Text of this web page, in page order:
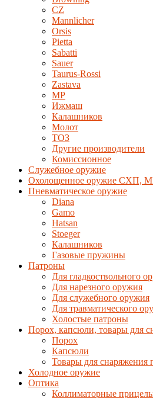
CZ
Mannlicher
Orsis
Pietta
Sabatti
Sauer
Taurus-Rossi
Zastava
MP
Ижмаш
Калашников
Молот
ТОЗ
Другие производители
Комиссионное
Служебное оружие
Охолощенное оружие СХП,
Пневматическое оружие
Diana
Gamo
Hatsan
Stoeger
Калашников
Газовые пружины
Патроны
Для гладкоствольного
Для нарезного оружия
Для служебного оружия
Для травматического
Холостые патроны
Порох, капсюли, товары для
Порох
Капсюли
Товары для снаряжения
Холодное оружие
Оптика
Коллиматорные